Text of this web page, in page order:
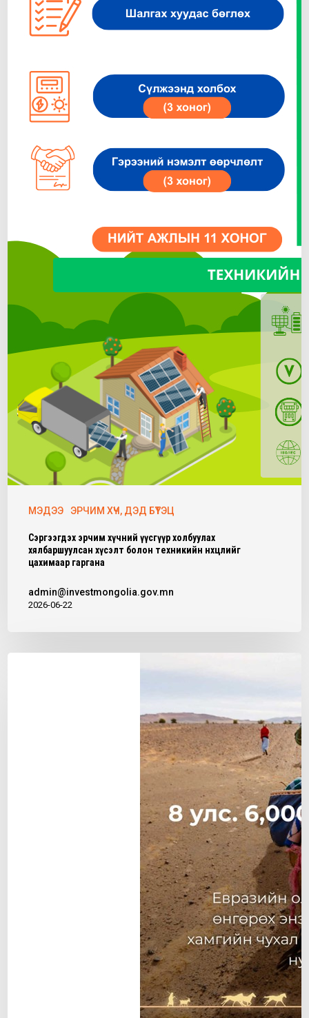
МЭДЭЭ ЭРЧИМ ХҮЧ, ДЭД БҮТЭЦ
Сэргээгдэх эрчим хүчний үүсгүүр холбуулах
хялбаршуулсан хүсэлт болон техникийн нөхцөлийг
цахимаар гаргана
admin@investmongolia.gov.mn
2026-06-22